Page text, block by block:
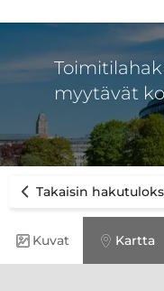
myytävät
Takaisin
Kuvat Kartta